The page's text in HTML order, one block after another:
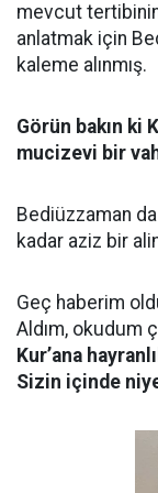
mevcut
anlatmak için
kaleme alınmış.
Görün bakın ki
mucizevi bir
Bediüzzaman
kadar aziz bir
Geç haberim
Aldım, okudum
Kur’ana
Sizin içinde